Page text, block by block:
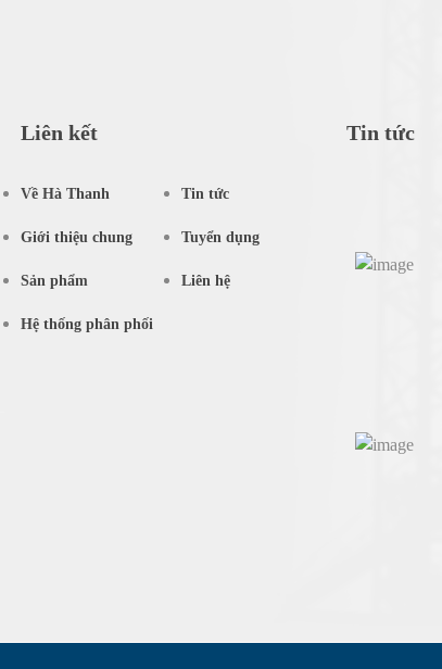
Liên kết
Về Hà Thanh
Giới thiệu chung
Sản phẩm
Hệ thống phân phối
Tin tức
Tuyển dụng
Liên hệ
Tin tức